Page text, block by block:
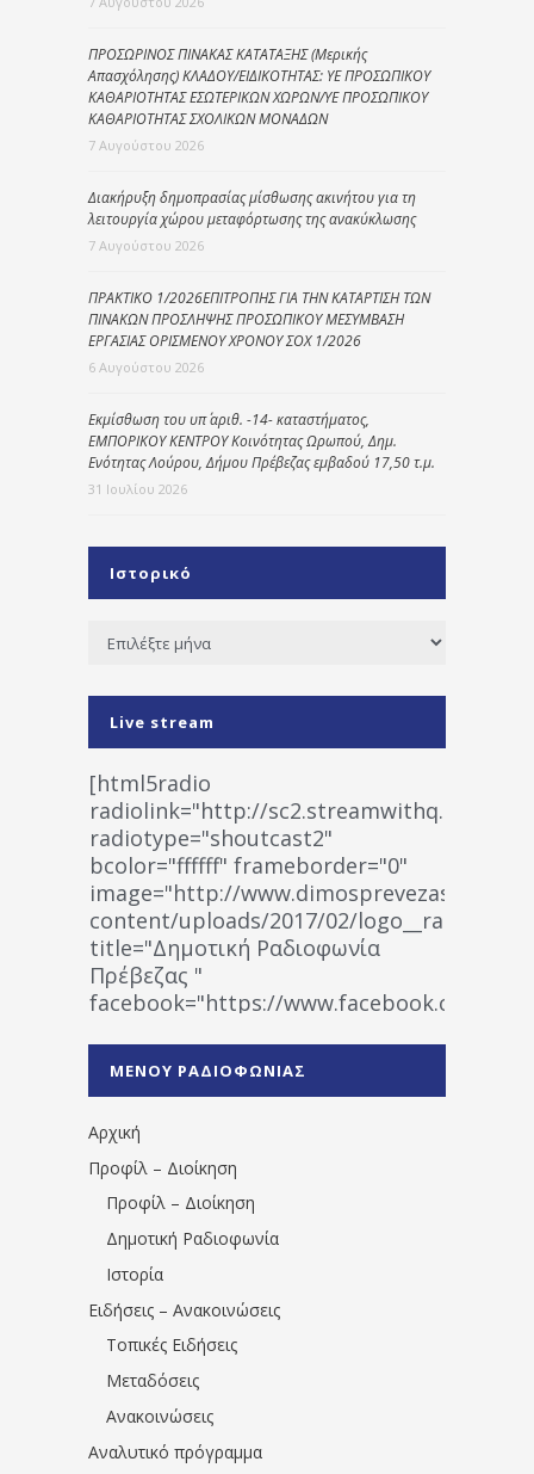
ΠΡΟΣΩΡΙΝΟΣ ΠΙΝΑΚΑΣ ΚΑΤΑΤΑΞΗΣ (Μερικής
Απασχόλησης) ΚΛΑΔΟΥ/ΕΙΔΙΚΟΤΗΤΑΣ: ΥΕ ΠΡΟΣΩΠΙΚΟΥ
ΚΑΘΑΡΙΟΤΗΤΑΣ ΕΣΩΤΕΡΙΚΩΝ ΧΩΡΩΝ/ΥΕ ΠΡΟΣΩΠΙΚΟΥ
ΚΑΘΑΡΙΟΤΗΤΑΣ ΣΧΟΛΙΚΩΝ ΜΟΝΑΔΩΝ
7 Αυγούστου 2026
Διακήρυξη δημοπρασίας μίσθωσης ακινήτου για τη
λειτουργία χώρου μεταφόρτωσης της ανακύκλωσης
7 Αυγούστου 2026
ΠΡΑΚΤΙΚΟ 1/2026ΕΠΙΤΡΟΠΗΣ ΓΙΑ ΤΗΝ ΚΑΤΑΡΤΙΣΗ ΤΩΝ
ΠΙΝΑΚΩΝ ΠΡΟΣΛΗΨΗΣ ΠΡΟΣΩΠΙΚΟΥ ΜΕΣΥΜΒΑΣΗ
ΕΡΓΑΣΙΑΣ ΟΡΙΣΜΕΝΟΥ ΧΡΟΝΟΥ ΣΟΧ 1/2026
6 Αυγούστου 2026
Εκμίσθωση του υπ΄ αριθ. -14- καταστήματος,
ΕΜΠΟΡΙΚΟΥ ΚΕΝΤΡΟΥ Κοινότητας Ωρωπού, Δημ.
Ενότητας Λούρου, Δήμου Πρέβεζας εμβαδού 17,50 τ.μ.
31 Ιουλίου 2026
Ιστορικό
Ιστορικό
Live stream
[html5radio
radiolink="http://
radiotype="shoutcast2"
bcolor="ffffff" frameborder="0"
image="http://www.dimosprevezas.gr/wp-
content/uploads/2017/02/
title="Δημοτική Ραδιοφωνία
Πρέβεζας "
facebook="https://www.facebook.com/
1531194763766854/" artist="" ]
ΜΕΝΟΥ ΡΑΔΙΟΦΩΝΙΑΣ
Αρχική
Προφίλ – Διοίκηση
Προφίλ – Διοίκηση
Δημοτική Ραδιοφωνία
Ιστορία
Ειδήσεις – Ανακοινώσεις
Τοπικές Ειδήσεις
Μεταδόσεις
Ανακοινώσεις
Αναλυτικό πρόγραμμα